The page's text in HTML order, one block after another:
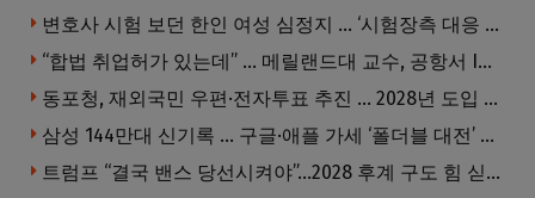
변호사 시험 보던 한인 여성 심정지 … ‘시험장측 대응 부적절’ 소송
“합법 취업허가 있는데” … 메릴랜드대 교수, 공항서 ICE에 체포, 구금 중
동포청, 재외국민 우편·전자투표 추진 … 2028년 도입 목표
삼성 144만대 신기록 … 구글·애플 가세 ‘폴더블 대전’ 열린다
트럼프 “결국 밴스 당선시켜야”…2028 후계 구도 힘 싣나